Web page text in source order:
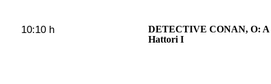
10:10 h
DETECTIVE CONAN, O: A
Hattori I